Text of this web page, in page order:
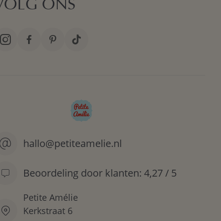
ONS
hallo@petiteamelie.nl
Beoordeling door klanten: 4,27 / 5
Petite Amélie
Kerkstraat 6